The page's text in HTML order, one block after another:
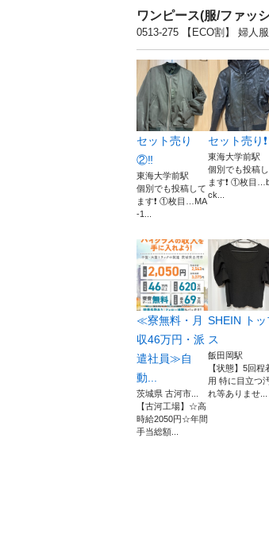
ワンピース(服/ファッ
0513-275 【ECO割】 婦人
セット売り
②‼️
東海大学前駅
個別でも投稿して
ます❗️ ①枚目…MA
-1...
セット売り❗️
東海大学前駅
個別でも投稿
ます❗️ ①枚目
ck...
≪寮無料・月
収46万円・派
遣社員≫自
動...
茨城県 古河市...
【古河工場】☆高
時給2050円☆年間
手当総額...
SHEIN トッ
ス
飯田岡駅
【状態】5回程
用 特に目立つ
れ等ありませ...